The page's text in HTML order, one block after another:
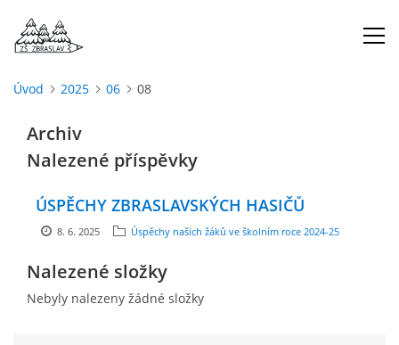
O NÁS
ŠKOLNÍ ROK
DOKUMENTY
Úvod 2025 06 08
Archiv
Nalezené příspěvky
ÚSPĚCHY ZBRASLAVSKÝCH HASIČŮ
8. 6. 2025 Úspěchy našich žáků ve školním roce 2024-25
Nalezené složky
Nebyly nalezeny žádné složky